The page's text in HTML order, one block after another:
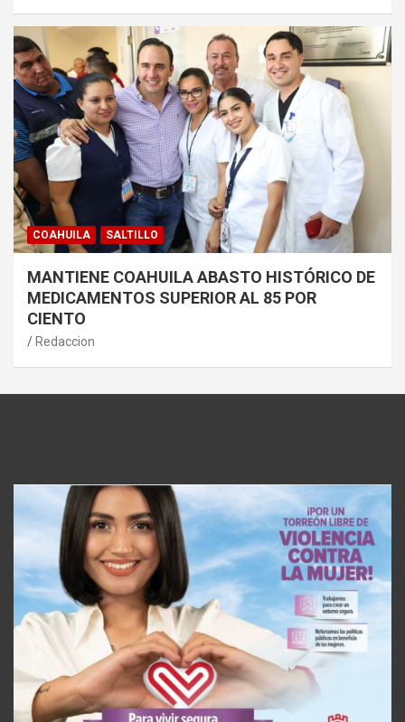
COAHUILA SALTILLO
MANTIENE COAHUILA ABASTO HISTÓRICO DE
MEDICAMENTOS SUPERIOR AL 85 POR
CIENTO
Redaccion